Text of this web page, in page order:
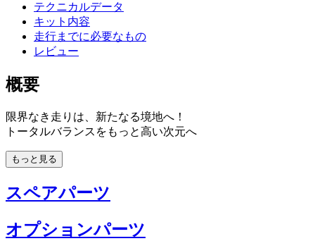
テクニカルデータ
キット内容
走行までに必要なもの
レビュー
概要
限界なき走りは、新たなる境地へ！
トータルバランスをもっと高い次元へ
もっと見る
スペアパーツ
オプションパーツ